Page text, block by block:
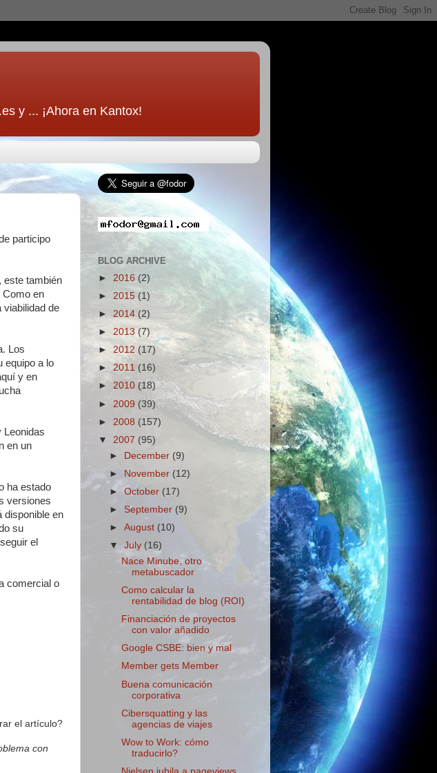
y ... ¡Ahora en Kantox!
participo
este también
Como en
viabilidad de
Los
equipo a lo
y en
Leonidas
en un
ha estado
versiones
disponible en
su
el
comercial o
el artículo?
con
BLOG ARCHIVE
► 2016 (2)
► 2015 (1)
► 2014 (2)
► 2013(7)
► 2012 (17)
► 2011 (16)
► 2010 (18)
► 2009 (39)
► 2008 (157)
▼ 2007 (95)
► December (9)
► November (12)
►October (17)
► September (9)
►August (10)
▼July (16)
Nace Minube, otro
metabuscador
Como calcular la
rentabilidad de blog (ROI)
Financiación de proyectos
con valor añadido
Google CSBE: bien y mal
Member gets Member
Buena comunicación
corporativa
Cibersquatting y las
agencias de viajes
Wow to Work: cómo
traducirlo?